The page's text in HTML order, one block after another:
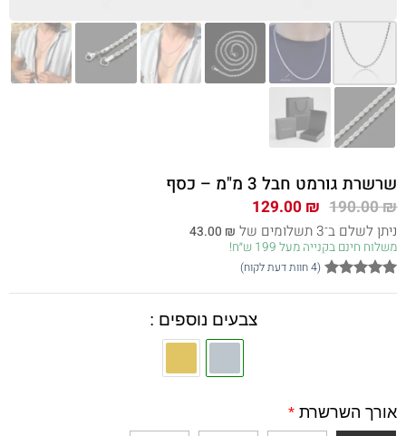
שרשרת גורמט חבל 3 מ"מ – כסף
190.00₪ המחיר
המקורי
היה:
190.00 ₪.
129.00₪ המחיר
הנוכחי
הוא:
129.00 ₪.
ניתן לשלם ב־3 תשלומים של 43.00₪
משלוח חינם בקנייה מעל 199 ש״ח!
(
4חוות דעת לקוח)
צבעים נוספים :
אורך השרשרת*